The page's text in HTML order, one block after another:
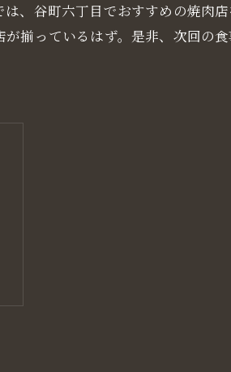
、谷町六丁目でおすすめの焼肉店
揃っているはず。是非、次回の